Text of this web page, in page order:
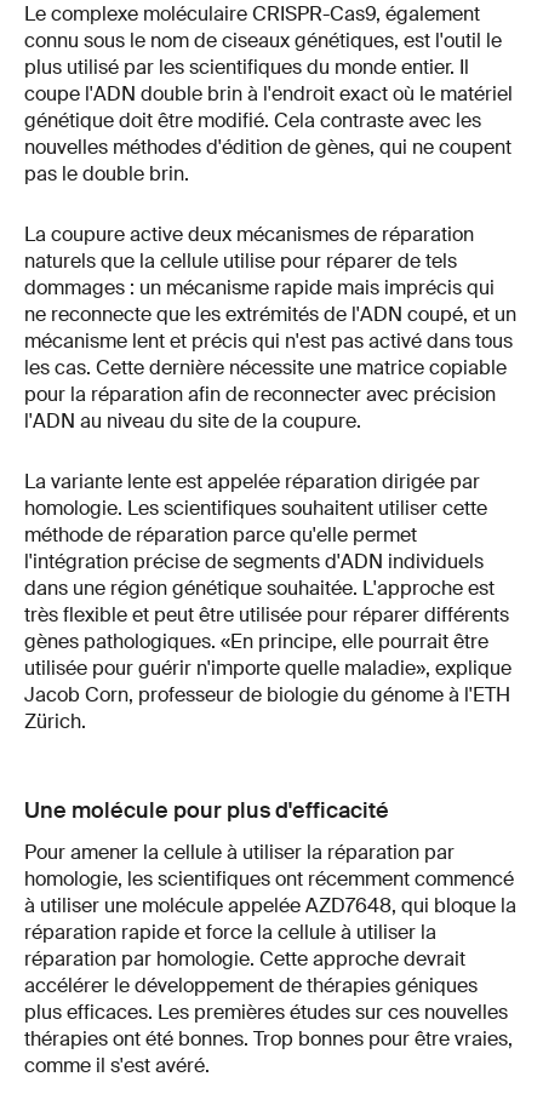
Le complexe moléculaire CRISPR-Cas9, également
connu sous le nom de ciseaux génétiques, est l'outil le
plus utilisé par les scientifiques du monde entier. Il
coupe l'ADN double brin à l'endroit exact où le matériel
génétique doit être modifié. Cela contraste avec les
nouvelles méthodes d'édition de gènes, qui ne coupent
pas le double brin.
La coupure active deux mécanismes de réparation
naturels que la cellule utilise pour réparer de tels
dommages : un mécanisme rapide mais imprécis qui
ne reconnecte que les extrémités de l'ADN coupé, et un
mécanisme lent et précis qui n'est pas activé dans tous
les cas. Cette dernière nécessite une matrice copiable
pour la réparation afin de reconnecter avec précision
l'ADN au niveau du site de la coupure.
La variante lente est appelée réparation dirigée par
homologie. Les scientifiques souhaitent utiliser cette
méthode de réparation parce qu'elle permet
l'intégration précise de segments d'ADN individuels
dans une région génétique souhaitée. L'approche est
très flexible et peut être utilisée pour réparer différents
gènes pathologiques. «En principe, elle pourrait être
utilisée pour guérir n'importe quelle maladie», explique
Jacob Corn, professeur de biologie du génome à l'ETH
Zürich.
Une molécule pour plus d'efficacité
Pour amener la cellule à utiliser la réparation par
homologie, les scientifiques ont récemment commencé
à utiliser une molécule appelée AZD7648, qui bloque la
réparation rapide et force la cellule à utiliser la
réparation par homologie. Cette approche devrait
accélérer le développement de thérapies géniques
plus efficaces. Les premières études sur ces nouvelles
thérapies ont été bonnes. Trop bonnes pour être vraies,
comme il s'est avéré.